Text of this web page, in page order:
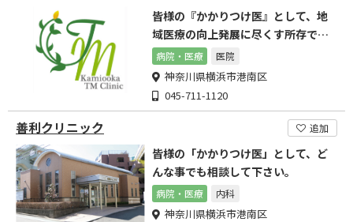
皆様の『かかりつけ医』として、地
域医療の向上発展に尽くす所存でご
ざいます。
病院・医療 医院
神奈川県横浜市港南区
045-711-1120
善利クリニック 追加
皆様の「かかりつけ医」として、ど
んな事でも相談して下さい。
病院・医療 内科
神奈川県横浜市港南区